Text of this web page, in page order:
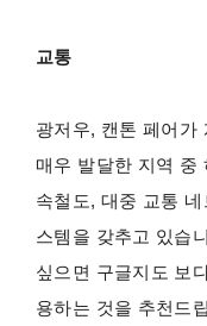
교통
광저우, 캔톤 페어가
매우 발달한 지역 중
속철도, 대중 교통
스템을 갖추고 있습
싶으면 구글지도 보
용하는 것을 추천드